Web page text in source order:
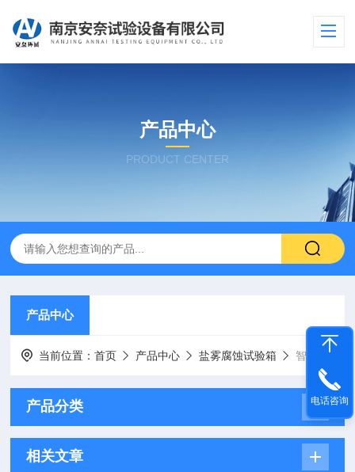
产品中心
PRODUCT CENTER
产品中心
当前位置：首页 产品中心 盐雾腐蚀试验箱 智能盐雾腐蚀试验箱
产品分类
相关文章
电话咨询